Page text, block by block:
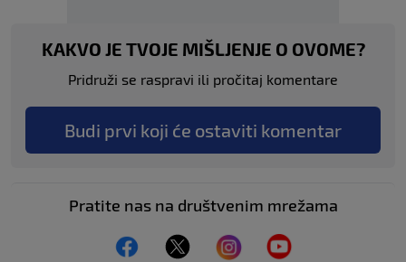
KAKVO JE TVOJE MIŠLJENJE O OVOME?
Pridruži se raspravi ili pročitaj komentare
Budi prvi koji će ostaviti komentar
Pratite nas na društvenim mrežama